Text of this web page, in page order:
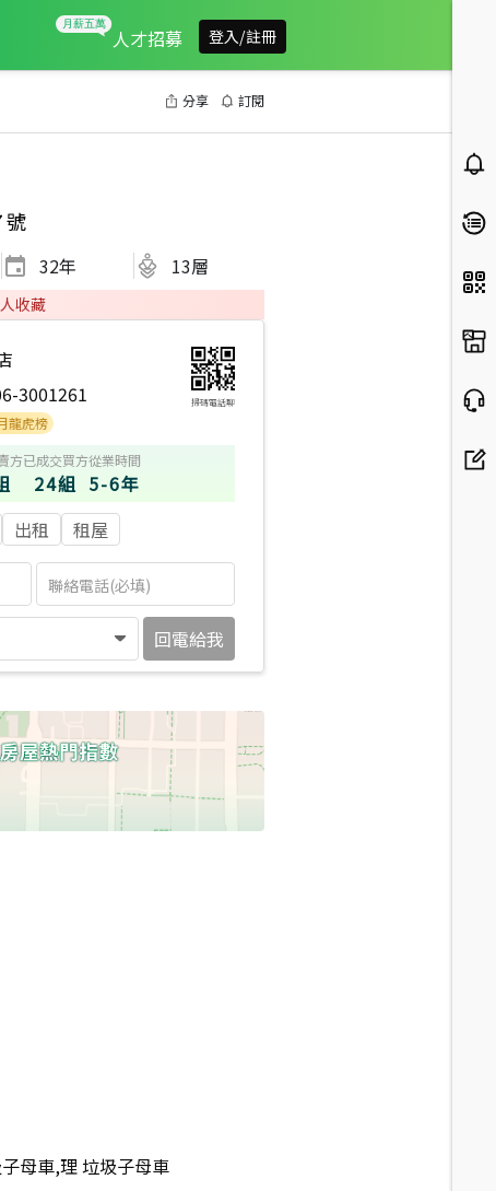
人才招募 登入/註冊
分享 訂閱
號
32年 13層
人收藏
3001261 掃碼電話聊
方已成交買方
24組
從業時間
5-6年
出租 租屋
回電給我
母車,理 垃圾子母車